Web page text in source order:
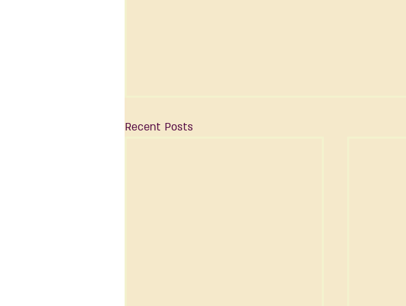
Recent Posts